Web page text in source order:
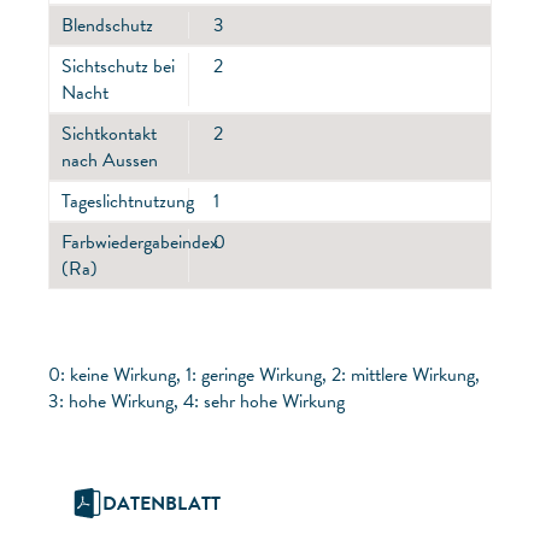
Blendschutz
3
Sichtschutz bei
Nacht
2
Sichtkontakt
nach Aussen
2
Tageslichtnutzung
1
Farbwiedergabeindex
(Ra)
0
0: keine Wirkung, 1: geringe Wirkung, 2: mittlere Wirkung,
3: hohe Wirkung, 4: sehr hohe Wirkung
DATENBLATT